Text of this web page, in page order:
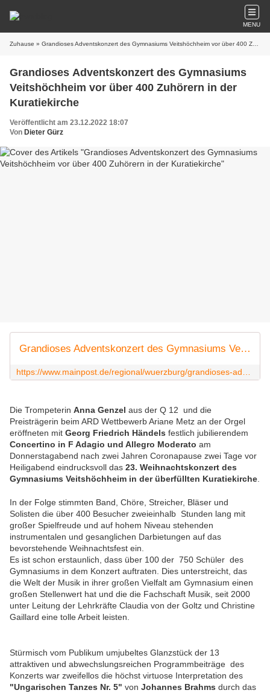
MENU
Zuhause » Grandioses Adventskonzert des Gymnasiums Veitshöchheim vor über 400 Zuhörern in der Kuratiekirche
Grandioses Adventskonzert des Gymnasiums
Veitshöchheim vor über 400 Zuhörern in der
Kuratiekirche
Veröffentlicht am 23.12.2022 18:07
Von Dieter Gürz
Grandioses Adventskonzert des Gymnasiums Veitshöchheim
Die Trompeterin Anna Genzel aus der Q 12 und die
Preisträgerin beim ARD Wettbewerb Ariane Metz an der Orgel
eröffneten mit Georg Friedrich Händels festlich jubilierendem
Concertino in F Adagio und Allegro Moderato am
Donnerstagabend nach zwei Jahren Coronapause zwei Tage vor
Heiligabend eindrucksvoll das 23. Weihnachtskonzert des
Gymnasiums Veitshöchheim in der überfüllten Kuratiekirche
In der Folge stimmten Band, Chöre, Streicher, Bläser und
Solisten die über 400 Besucher zweieinhalb Stunden lang mit
großer Spielfreude und auf hohem Niveau stehenden
instrumentalen und gesanglichen Darbietungen auf das
bevorstehende Weihnachtsfest ein.
Es ist schon erstaunlich, dass über 100 der 750 Schüler des
Gymnasiums in dem Konzert auftraten. Dies unterstreicht, das
die Welt der Musik in ihrer großen Vielfalt am Gymnasium einen
großen Stellenwert hat und die die Fachschaft Musik, seit 2000
unter Leitung der Lehrkräfte Claudia von der Goltz und Christine
Gaillard eine tolle Arbeit leisten.
Stürmisch vom Publikum umjubeltes Glanzstück der 13
attraktiven und abwechslungsreichen Programmbeiträge des
Konzerts war zweifellos die höchst virtuose Interpretation des
"Ungarischen Tanzes Nr. 5" von Johannes Brahms durch das